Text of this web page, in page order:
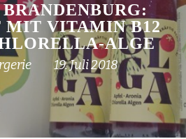
MIT VITAMIN B12
ALGE
19. Juli 2018